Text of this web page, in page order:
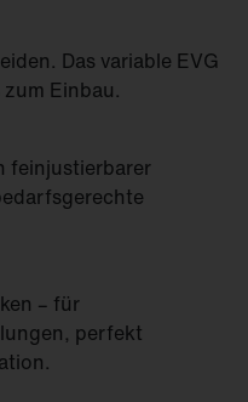
Das variable EVG
Einbau.
feinjustierbarer
– für
perfekt